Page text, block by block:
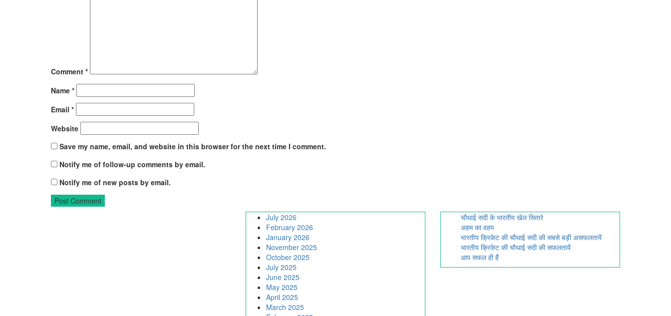
Comment *
Name *
Email *
Website
Save my name, email, and website in this browser for the next time I comment.
Notify me of follow-up comments by email.
Notify me of new posts by email.
July 2026
February 2026
January 2026
November 2025
October 2025
July 2025
June 2025
May 2025
April 2025
March 2025
चौथाई सदी के भारतीय खेल सितारे
अहम का वहम
भारतीय क्रिकेट की चौथाई सदी की सबसे बड़ी असफलतायें
भारतीय क्रिकेट की चौथाई सदी की सफलतायें
आप सफल ही हैं